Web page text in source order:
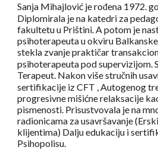
Sanja Mihajlović je rođena 1972.
Diplomirala je na katedri za
fakultetu u Prištini. A potom je
psihoterapeuta u okviru
stekla zvanje praktičar
psihoterapeuta pod supervizijom.
Terapeut. Nakon više stručnih
sertifikacije iz CFT , Autogenog
progresivne mišićne relaksacije
pismenosti. Prisustvovala je na
radionicama za usavršavanje
klijentima) Dalju edukaciju i
Psihopolisu.